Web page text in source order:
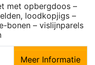
met opbergdoos –
loodkopjigs –
bonen – vislijnparels
Meer Informatie